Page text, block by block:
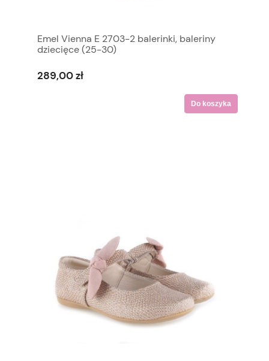
Emel Vienna E 2703-2 balerinki, baleriny
dziecięce (25-30)
289,00 zł
Do koszyka